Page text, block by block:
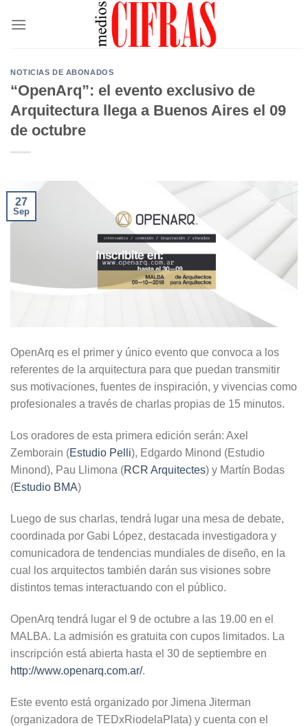
NOTICIAS DE ABONADOS
“OpenArq”: el evento exclusivo de
Arquitectura llega a Buenos Aires el 09
de octubre
27
Sep
OpenArq es el primer y único evento que convoca a los
referentes de la arquitectura para que puedan transmitir
sus motivaciones, fuentes de inspiración, y vivencias como
profesionales a través de charlas propias de 15 minutos.
Los oradores de esta primera edición serán: Axel
Zemborain (Estudio Pelli), Edgardo Minond (Estudio
Minond), Pau Llimona (RCR Arquitectes) y Martín Bodas
(Estudio BMA)
Luego de sus charlas, tendrá lugar una mesa de debate,
coordinada por Gabi López, destacada investigadora y
comunicadora de tendencias mundiales de diseño, en la
cual los arquitectos también darán sus visiones sobre
distintos temas interactuando con el público.
OpenArq tendrá lugar el 9 de octubre a las 19.00 en el
MALBA. La admisión es gratuita con cupos limitados. La
inscripción está abierta hasta el 30 de septiembre en
http://www.openarq.com.ar/.
Este evento está organizado por Jimena Jiterman
(organizadora de TEDxRiodelaPlata) y cuenta con el